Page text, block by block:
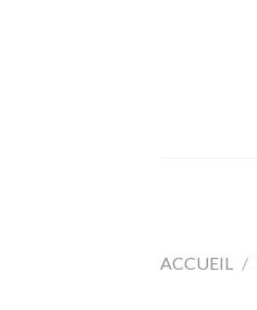
ACCUEIL /